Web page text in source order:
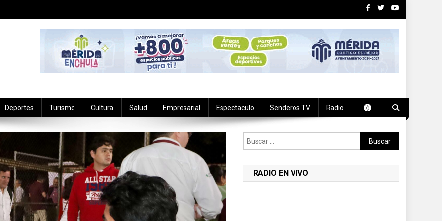
Deportes Turismo Cultura Salud Empresarial Espectaculo Senderos TV Radio
Buscar:
RADIO EN VIVO